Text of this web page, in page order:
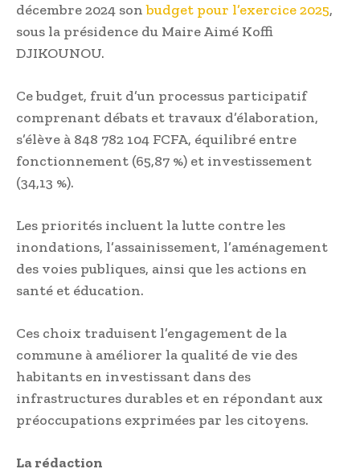
décembre 2024 sonbudget pour l’exercice 2025,
sous la présidence du Maire Aimé Koffi
DJIKOUNOU.
Ce budget, fruit d’un processus participatif
comprenant débats et travaux d’élaboration,
s’élève à 848 782 104 FCFA, équilibré entre
fonctionnement (65,87 %) et investissement
(34,13 %).
Les priorités incluent la lutte contre les
inondations, l’assainissement, l’aménagement
des voies publiques, ainsi que les actions en
santé et éducation.
Ces choix traduisent l’engagement de la
commune à améliorer la qualité de vie des
habitants en investissant dans des
infrastructures durables et en répondant aux
préoccupations exprimées par les citoyens.
La rédaction